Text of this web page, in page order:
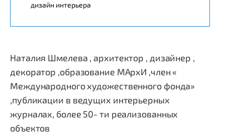
дизайн интерьера
Наталия Шмелева , архитектор , дизайнер ,
декоратор ,образование МАрхИ ,член «
Международного художественного фонда»
,публикации в ведущих интерьерных
журналах, более 50- ти реализованных
объектов